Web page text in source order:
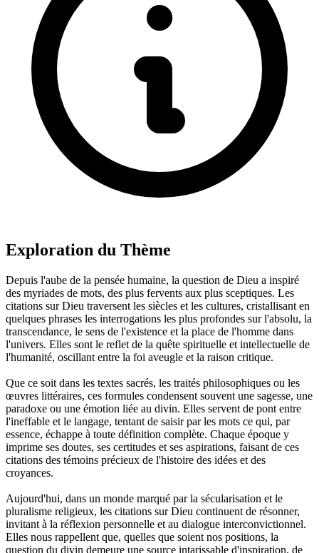
Exploration du Thème
Depuis l'aube de la pensée humaine, la question de Dieu a inspiré
des myriades de mots, des plus fervents aux plus sceptiques. Les
citations sur Dieu traversent les siècles et les cultures, cristallisant en
quelques phrases les interrogations les plus profondes sur l'absolu, la
transcendance, le sens de l'existence et la place de l'homme dans
l'univers. Elles sont le reflet de la quête spirituelle et intellectuelle de
l'humanité, oscillant entre la foi aveugle et la raison critique.
Que ce soit dans les textes sacrés, les traités philosophiques ou les
œuvres littéraires, ces formules condensent souvent une sagesse, une
paradoxe ou une émotion liée au divin. Elles servent de pont entre
l'ineffable et le langage, tentant de saisir par les mots ce qui, par
essence, échappe à toute définition complète. Chaque époque y
imprime ses doutes, ses certitudes et ses aspirations, faisant de ces
citations des témoins précieux de l'histoire des idées et des
croyances.
Aujourd'hui, dans un monde marqué par la sécularisation et le
pluralisme religieux, les citations sur Dieu continuent de résonner,
invitant à la réflexion personnelle et au dialogue interconvictionnel.
Elles nous rappellent que, quelles que soient nos positions, la
question du divin demeure une source intarissable d'inspiration, de